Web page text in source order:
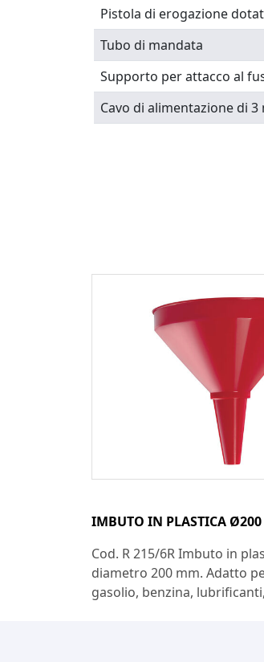
Pistola di erogazione
Tubo di mandata
Supporto per attacco al
Cavo di alimentazione di
IMBUTO IN PLASTICA
Cod. R 215/6R Imbuto in
diametro 200 mm. Adatto
gasolio, benzina,